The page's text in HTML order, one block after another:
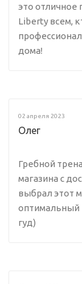
это
Liberty всем,
дома!
02 апреля 2023
Олег
Гребной
магазина с
выбрал этот
оптимальный
гуд)